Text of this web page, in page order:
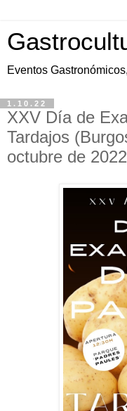
Eventos
1.10.22
XXV Día de
Tardajos
octubre de